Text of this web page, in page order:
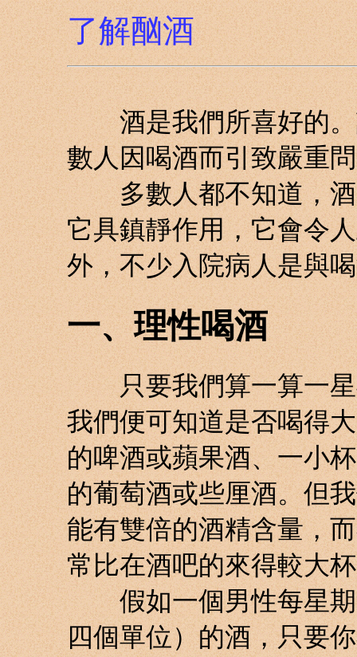
了解酗酒
酒是我們所喜好的。
數人因喝酒而引致嚴重
多數人都不知道，酒
它具鎮靜作用，它會令
外，不少入院病人是與
一、理性喝酒
只要我們算一算一星
我們便可知道是否喝得
的啤酒或蘋果酒、一小
的葡萄酒或些厘酒。但
能有雙倍的酒精含量，
常比在酒吧的來得較大
假如一個男性每星期
四個單位）的酒，只要